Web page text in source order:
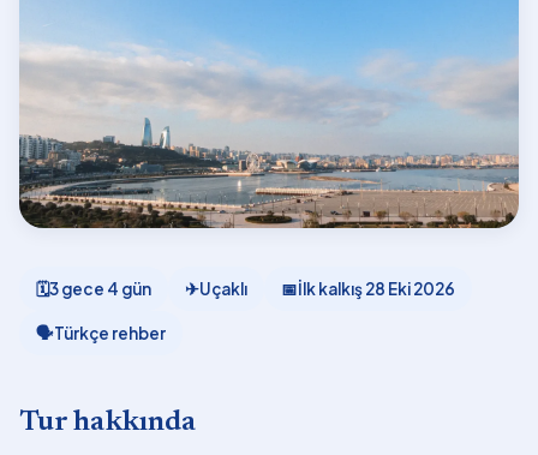
🗓3 gece 4 gün ✈Uçaklı 📅İlk kalkış28 Eki 2026
🗣Türkçe rehber
Tur hakkında